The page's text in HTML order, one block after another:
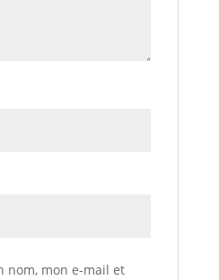
nom, mon e-mail et